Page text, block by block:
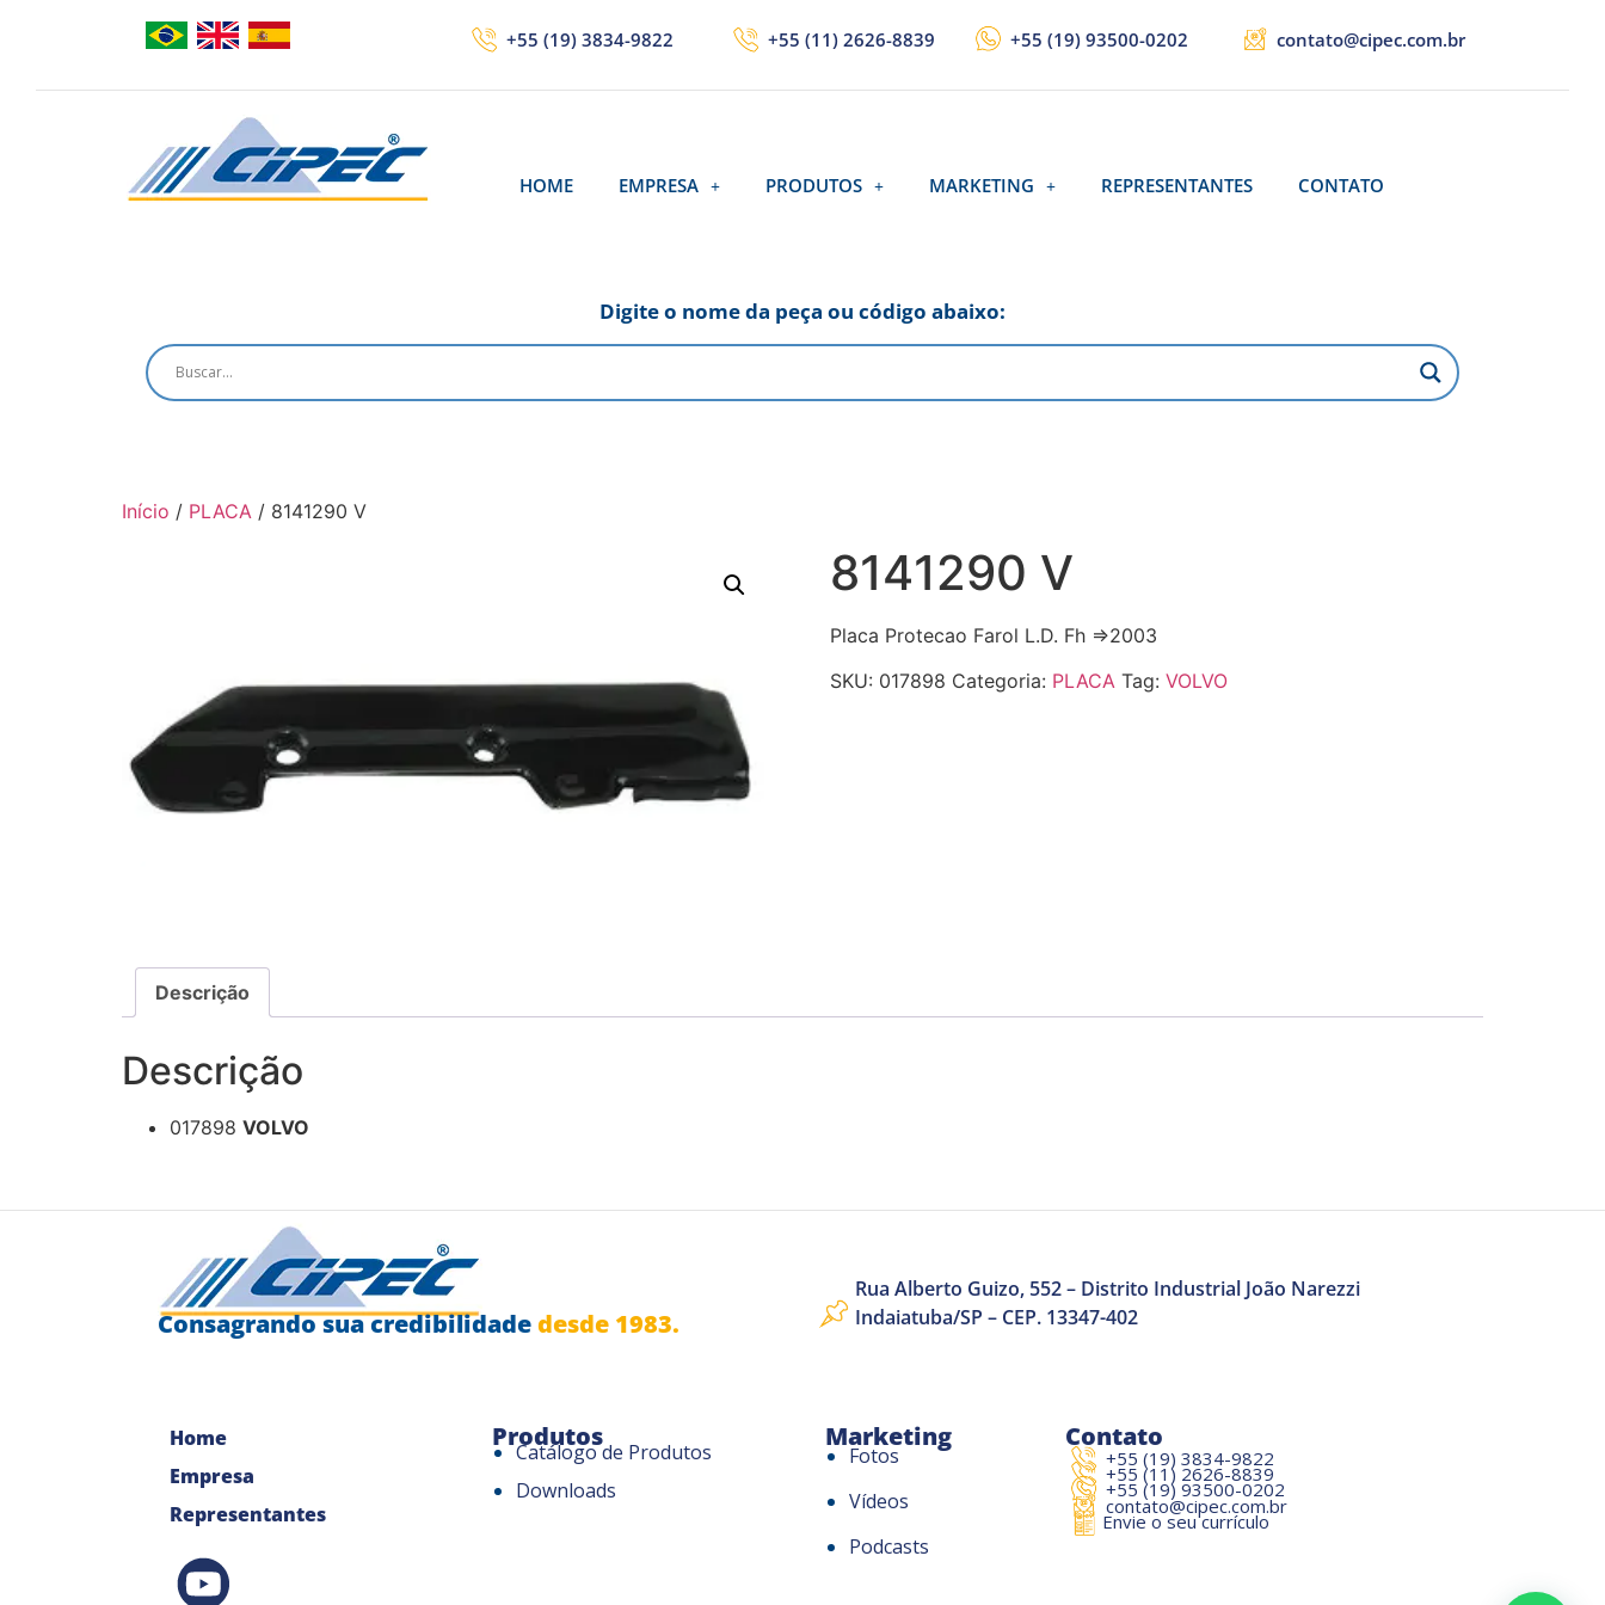
+55 (19) 3834-9822 +55 (11) 2626-8839 +55 (19) 93500-0202 contato@cipec.com.br
HOME EMPRESA PRODUTOS MARKETING REPRESENTANTES CONTATO
Digite o nome da peça ou código abaixo:
Início / PLACA / 8141290 V
8141290 V
Placa Protecao Farol L.D. Fh =>2003
SKU: 017898 Categoria: PLACA Tag: VOLVO
Descrição
Descrição
017898 VOLVO
Consagrando sua credibilidadedesde 1983.
Rua Alberto Guizo, 552 – Distrito Industrial João Narezzi
Indaiatuba/SP – CEP. 13347-402
Home
Empresa
Representantes
Produtos
Catálogo de Produtos
Downloads
Marketing
Fotos
Vídeos
Podcasts
Contato
+55 (19) 3834-9822
+55 (11) 2626-8839
+55 (19) 93500-0202
contato@cipec.com.br
Envie o seu currículo